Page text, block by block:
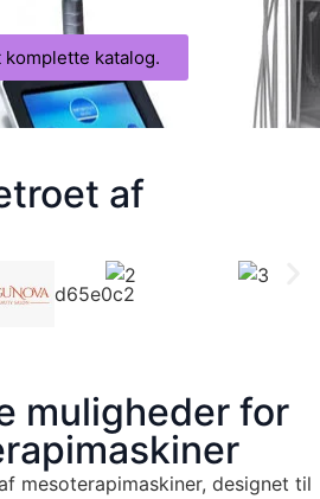
komplette katalog.
af
muligheder for
mesoterapimaskiner, designet til